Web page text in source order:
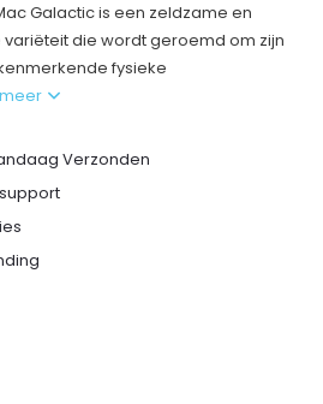
Galactic is een zeldzame en
die wordt geroemd om zijn
fysieke
Verzonden